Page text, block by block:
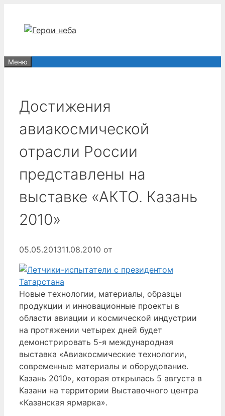
содержимому
Меню
Достижения
авиакосмической
отрасли России
представлены на
выставке «АКТО. Казань
2010»
05.05.201311.08.2010 от
Новые технологии, материалы, образцы
продукции и инновационные проекты в
области авиации и космической индустрии
на протяжении четырех дней будет
демонстрировать 5-я международная
выставка «Авиакосмические технологии,
современные материалы и оборудование.
Казань 2010», которая открылась 5 августа в
Казани на территории Выставочного центра
«Казанская ярмарка».